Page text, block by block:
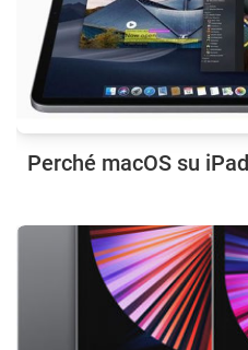
Perché macOS su